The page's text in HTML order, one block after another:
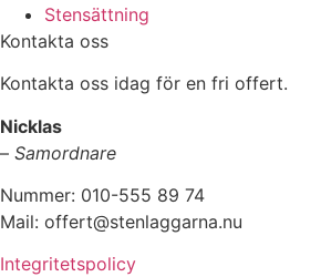
Stensättning
Kontakta oss
Kontakta oss idag för en fri offert.
Nicklas
– Samordnare
Nummer: 010-555 89 74
Mail: offert@stenlaggarna.nu
Integritetspolicy